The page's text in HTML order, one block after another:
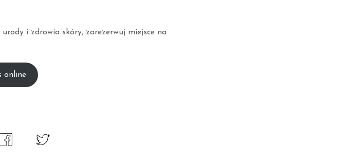
i zdrowia skóry, zarezerwuj miejsce na
online